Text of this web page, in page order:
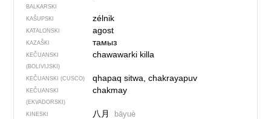
BALKARSKI
KAŠUPSKI zélnik
KATALONSKI agost
KAZAŠKI тамыз
KEČUANSKI
(BOLIVIJSKI)
chawawarki killa
KEČUANSKI (CUSCO) qhapaq sitwa, chakrayapuv
KEČUANSKI
(EKVADORSKI)
chakmay
KINESKI 八月 bāyuè